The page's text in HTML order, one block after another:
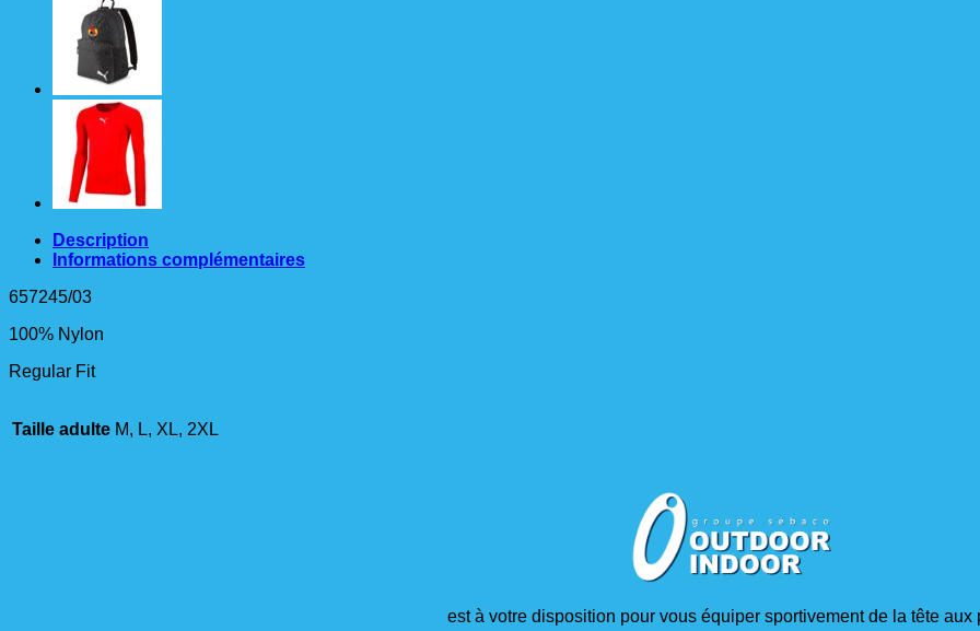
coupe-
Description
Informations complémentaires
657245/03
100% Nylon
Regular Fit
Taille adulte M, L, XL, 2XL
est à votre disposition pour vous équiper sportivement de la tête aux